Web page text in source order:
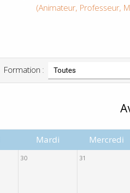
(Animateur, Professeur,
Formation :
Mardi Mercredi
30 31